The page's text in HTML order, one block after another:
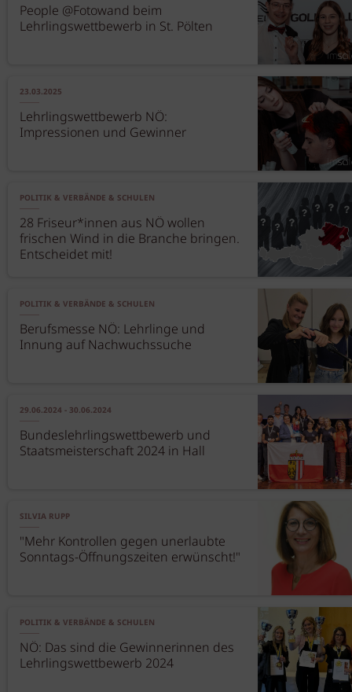
People @Fotowand beim
Lehrlingswettbewerb in St. Pölten
23.03.2025
Lehrlingswettbewerb NÖ:
Impressionen und Gewinner
POLITIK & VERBÄNDE & SCHULEN
28 Friseur*innen aus NÖ wollen
frischen Wind in die Branche bringen.
Entscheidet mit!
POLITIK & VERBÄNDE & SCHULEN
Berufsmesse NÖ: Lehrlinge und
Innung auf Nachwuchssuche
29.06.2024 - 30.06.2024
Bundeslehrlingswettbewerb und
Staatsmeisterschaft 2024 in Hall
SILVIA RUPP
"Mehr Kontrollen gegen unerlaubte
Sonntags-Öffnungszeiten erwünscht!"
POLITIK & VERBÄNDE & SCHULEN
NÖ: Das sind die Gewinnerinnen des
Lehrlingswettbewerb 2024